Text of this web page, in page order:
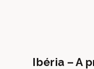
Ibéria – A